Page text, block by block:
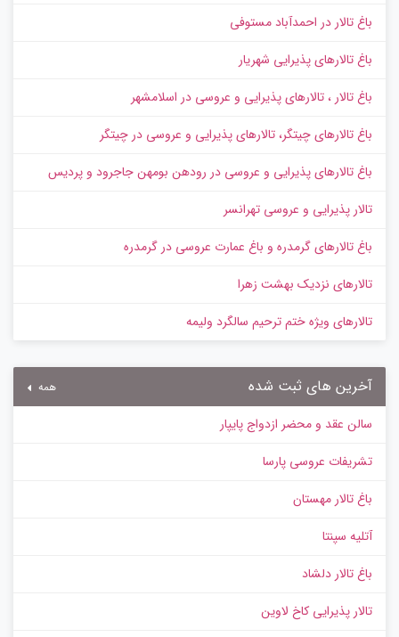
باغ تالار در احمدآباد مستوفی
باغ تالارهای پذیرایی شهریار
باغ تالار ، تالارهای پذیرایی و عروسی در اسلامشهر
باغ تالارهای چیتگر، تالارهای پذیرایی و عروسی در چیتگر
باغ تالارهای پذیرایی و عروسی در رودهن بومهن جاجرود و پردیس
تالار پذیرایی و عروسی تهرانسر
باغ تالارهای گرمدره و باغ عمارت عروسی در گرمدره
تالارهای نزدیک بهشت زهرا
تالارهای ویژه ختم ترحیم سالگرد ولیمه
آخرین های ثبت شده همه
سالن عقد و محضر ازدواج پایپار
تشریفات عروسی پارسا
باغ تالار مهستان
آتلیه سپنتا
باغ تالار دلشاد
تالار پذیرایی کاخ لاوین